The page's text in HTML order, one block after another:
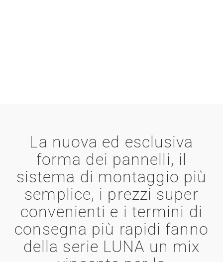
La nuova ed esclusiva
forma dei pannelli, il
sistema di montaggio più
semplice, i prezzi super
convenienti e i termini di
consegna più rapidi fanno
della serie LUNA un mix